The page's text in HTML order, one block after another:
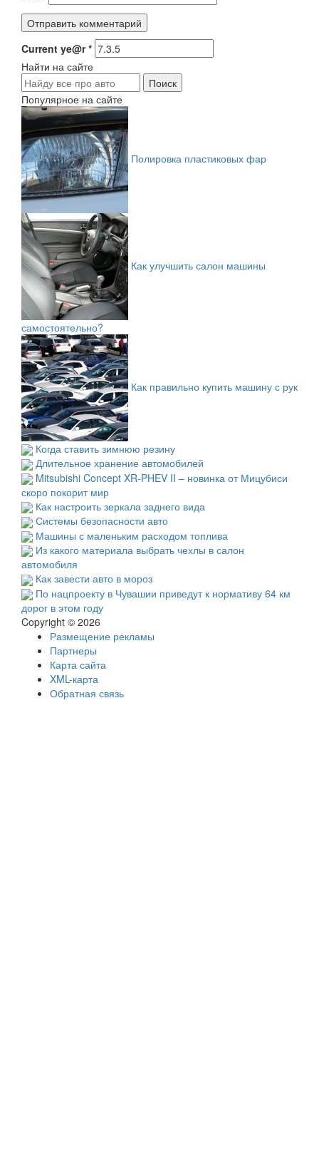
Current ye@r*
Найти на сайте
Популярное на сайте
Полировка пластиковых фар
Как улучшить салон машины
самостоятельно?
Как правильно купить машину с рук
Когда ставить зимнюю резину
Длительное хранение автомобилей
Mitsubishi Concept XR-PHEV II – новинка от Мицубиси
скоро покорит мир
Как настроить зеркала заднего вида
Системы безопасности авто
Машины с маленьким расходом топлива
Из какого материала выбрать чехлы в салон
автомобиля
Как завести авто в мороз
По нацпроекту в Чувашии приведут к нормативу 64 км
дорог в этом году
Copyright © 2026
Размещение рекламы
Партнеры
Карта сайта
XML-карта
Обратная связь